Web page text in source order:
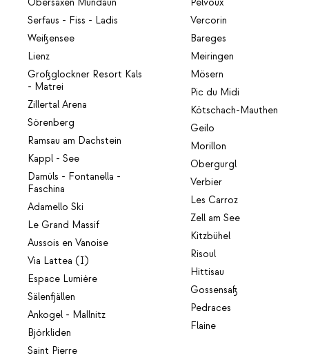
Obersaxen Mundaun
Serfaus - Fiss - Ladis
Weißensee
Lienz
Großglockner Resort Kals
- Matrei
Zillertal Arena
Sörenberg
Ramsau am Dachstein
Kappl - See
Damüls - Fontanella -
Faschina
Adamello Ski
Le Grand Massif
Aussois en Vanoise
Via Lattea (I)
Espace Lumière
Sälenfjällen
Ankogel - Mallnitz
Björkliden
Saint Pierre
Pelvoux
Vercorin
Bareges
Meiringen
Mösern
Pic du Midi
Kötschach-Mauthen
Geilo
Morillon
Obergurgl
Verbier
Les Carroz
Zell am See
Kitzbühel
Risoul
Hittisau
Gossensaß
Pedraces
Flaine